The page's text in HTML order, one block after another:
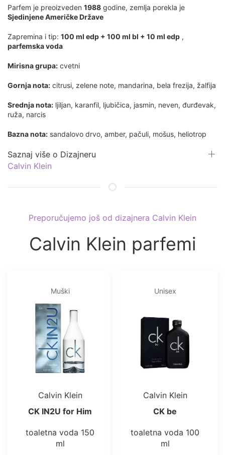
Parfem je preoizveden 1988 godine, zemlja porekla je
Sjedinjene Američke Države
Zapremina i tip: 100 ml edp + 100 ml bl + 10 ml edp ,
parfemska voda
Mirisna grupa: cvetni
Gornja nota: citrusi, zelene note, mandarina, bela frezija, žalfija
Srednja nota: ljiljan, karanfil, ljubičica, jasmin, neven, đurđevak,
ruža, narcis
Bazna nota: sandalovo drvo, amber, pačuli, mošus, heliotrop
Saznaj više o Dizajneru
Calvin Klein
Preporučujemo još od dizajnera Calvin Klein
Calvin Klein parfemi
Muški
Calvin Klein
CK IN2U for Him
toaletna voda 150
ml
Unisex
Calvin Klein
CK be
toaletna voda 100
ml